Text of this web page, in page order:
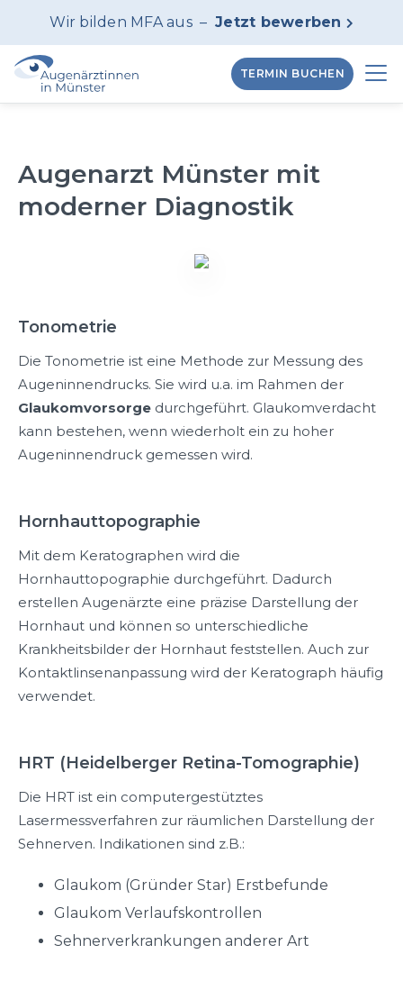
Wir bilden MFA aus – Jetzt bewerben 
TERMIN BUCHEN
Augenarzt Münster mit
moderner Diagnostik
Tonometrie
Die Tonometrie ist eine Methode zur Messung des
Augeninnendrucks. Sie wird u.a. im Rahmen der
Glaukomvorsorge durchgeführt. Glaukomverdacht
kann bestehen, wenn wiederholt ein zu hoher
Augeninnendruck gemessen wird.
Hornhauttopographie
Mit dem Keratographen wird die
Hornhauttopographie durchgeführt. Dadurch
erstellen Augenärzte eine präzise Darstellung der
Hornhaut und können so unterschiedliche
Krankheitsbilder der Hornhaut feststellen. Auch zur
Kontaktlinsenanpassung wird der Keratograph häufig
verwendet.
HRT (Heidelberger Retina-Tomographie)
Die HRT ist ein computergestütztes
Lasermessverfahren zur räumlichen Darstellung der
Sehnerven. Indikationen sind z.B.:
Glaukom (Gründer Star) Erstbefunde
Glaukom Verlaufskontrollen
Sehnerverkrankungen anderer Art